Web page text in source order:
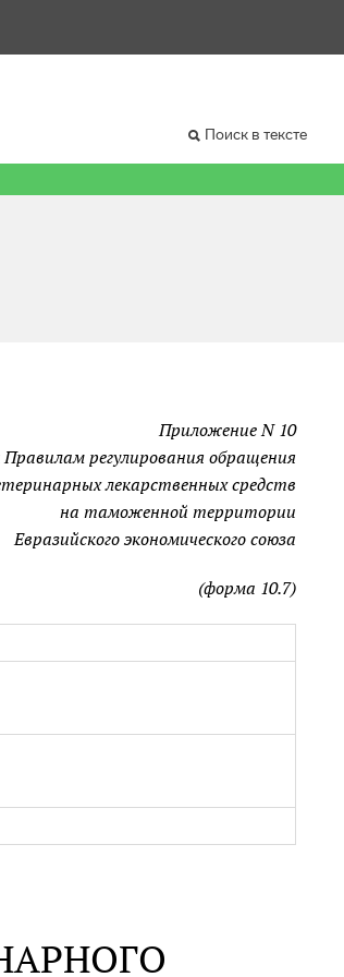
Поиск в тексте
Приложение N 10
Правилам регулирования обращения
лекарственных средств
на таможенной территории
Евразийского экономического союза
(форма 10.7)